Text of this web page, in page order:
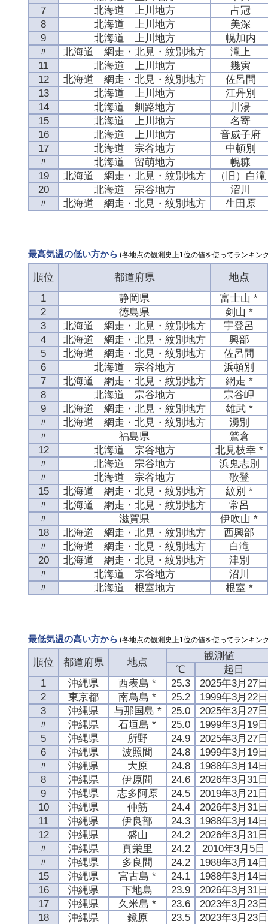
7
北海道 上川地方
占冠
8
北海道 上川地方
美深
9
北海道 上川地方
幌加内
〃
北海道 網走・北見・紋別地方
滝上
11
北海道 上川地方
幾寅
12
北海道 網走・北見・紋別地方
佐呂間
13
北海道 上川地方
江丹別
14
北海道 釧路地方
川湯
15
北海道 上川地方
名寄
16
北海道 上川地方
音威子府
17
北海道 宗谷地方
中頓別
〃
北海道 留萌地方
幌糠
19
北海道 網走・北見・紋別地方
（旧）白滝
20
北海道 宗谷地方
沼川
〃
北海道 網走・北見・紋別地方 生田原
最高気温の低い方から (各地点の観測史上1位の値を使ってランキン
順位 都道府県
地点
1
静岡県
富士山 *
2
徳島県
剣山 *
3
北海道 網走・北見・紋別地方
宇登呂
4
北海道 網走・北見・紋別地方
興部
5
北海道 網走・北見・紋別地方
佐呂間
6
北海道 宗谷地方
浜頓別
7
北海道 網走・北見・紋別地方
網走 *
8
北海道 宗谷地方
宗谷岬
9
北海道 網走・北見・紋別地方
雄武 *
〃
北海道 網走・北見・紋別地方
湧別
〃
福島県
鷲倉
12
北海道 宗谷地方
北見枝幸 *
〃
北海道 宗谷地方
浜鬼志別
〃
北海道 宗谷地方
歌登
15
北海道 網走・北見・紋別地方
紋別 *
〃
北海道 網走・北見・紋別地方
常呂
〃
滋賀県
伊吹山 *
18
北海道 網走・北見・紋別地方
西興部
〃
北海道 網走・北見・紋別地方
白滝
20
北海道 網走・北見・紋別地方
津別
〃
北海道 宗谷地方
沼川
〃
北海道 根室地方 根室 *
最低気温の高い方から (各地点の観測史上1位の値を使ってランキン
順位 都道府県 地点
観測値
℃
起日
1
沖縄県 西表島 * 25.3
2025年3月27日
2
東京都 南鳥島 * 25.2
1999年3月22日
3
沖縄県 与那国島 * 25.0
2025年3月27日
〃
沖縄県 石垣島 * 25.0
1999年3月19日
5
沖縄県 所野 24.9
2025年3月27日
6
沖縄県 波照間 24.8
1999年3月19日
〃
沖縄県 大原 24.8
1988年3月14日
8
沖縄県 伊原間 24.6
2026年3月31日
9
沖縄県 志多阿原 24.5
2019年3月21日
10
沖縄県 仲筋 24.4
2026年3月31日
11
沖縄県 伊良部 24.3
1988年3月14日
12
沖縄県 盛山 24.2
2026年3月31日
〃
沖縄県 真栄里 24.2
2010年3月5日
〃
沖縄県 多良間 24.2
1988年3月14日
15
沖縄県 宮古島 * 24.1
1988年3月14日
16
沖縄県 下地島 23.9
2026年3月31日
17
沖縄県 久米島 * 23.6
2023年3月23日
18
沖縄県 鏡原 23.5
2023年3月23日